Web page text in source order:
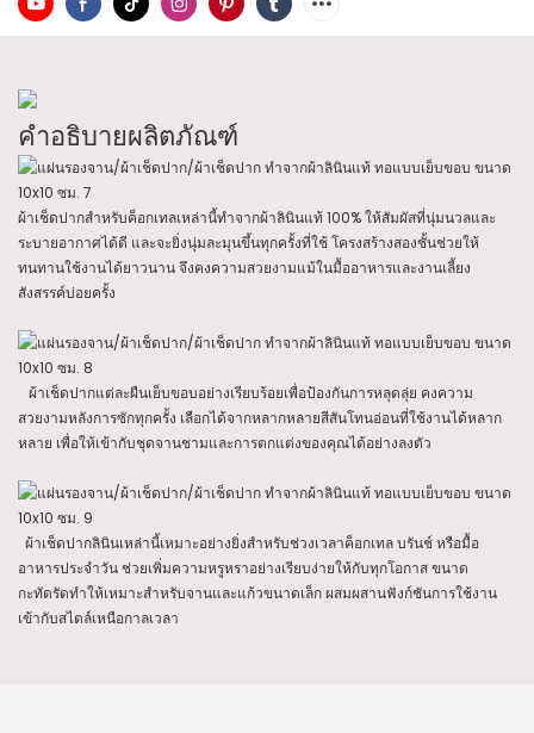
คำอธิบายผลิตภัณฑ์
ผ้าเช็ดปากสำหรับค็อกเทลเหล่านี้ทำจากผ้าลินินแท้ 100% ให้สัมผัสที่นุ่มนวลและ
ระบายอากาศได้ดี และจะยิ่งนุ่มละมุนขึ้นทุกครั้งที่ใช้ โครงสร้างสองชั้นช่วยให้
ทนทานใช้งานได้ยาวนาน จึงคงความสวยงามแม้ในมื้ออาหารและงานเลี้ยง
สังสรรค์บ่อยครั้ง
ผ้าเช็ดปากแต่ละผืนเย็บขอบอย่างเรียบร้อยเพื่อป้องกันการหลุดลุ่ย คงความ
สวยงามหลังการซักทุกครั้ง เลือกได้จากหลากหลายสีสันโทนอ่อนที่ใช้งานได้หลาก
หลาย เพื่อให้เข้ากับชุดจานชามและการตกแต่งของคุณได้อย่างลงตัว
ผ้าเช็ดปากลินินเหล่านี้เหมาะอย่างยิ่งสำหรับช่วงเวลาค็อกเทล บรันช์ หรือมื้อ
อาหารประจำวัน ช่วยเพิ่มความหรูหราอย่างเรียบง่ายให้กับทุกโอกาส ขนาด
กะทัดรัดทำให้เหมาะสำหรับจานและแก้วขนาดเล็ก ผสมผสานฟังก์ชันการใช้งาน
เข้ากับสไตล์เหนือกาลเวลา